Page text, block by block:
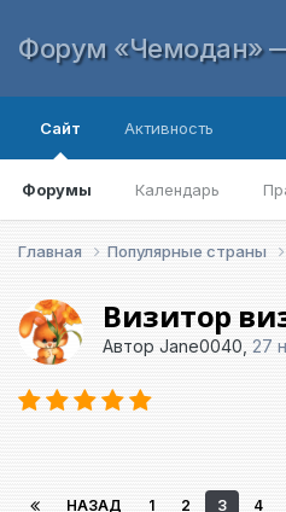
Форум «Чемодан»
Сайт
Форумы Календарь
Активность
Главная Популярные страны
Визитор
Автор Jane0040 27
НАЗАД 1 2 3 4